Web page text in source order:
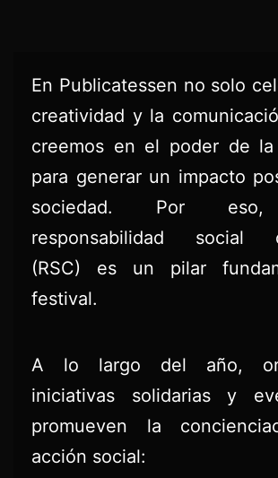
En Publicatessen no solo
creatividad y la
creemos en el poder de la
para generar un impacto
sociedad. Por eso,
responsabilidad social
(RSC) es un pilar
festival.
A lo largo del año,
iniciativas solidarias y
promueven la
acción social: